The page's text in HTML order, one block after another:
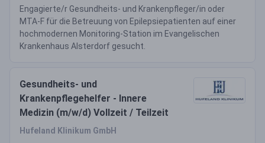
Engagierte/r Gesundheits- und Krankenpfleger/in oder
MTA-F für die Betreuung von Epilepsiepatienten auf einer
hochmodernen Monitoring-Station im Evangelischen
Krankenhaus Alsterdorf gesucht.
Gesundheits- und
Krankenpflegehelfer - Innere
Medizin (m/w/d) Vollzeit / Teilzeit
Hufeland Klinikum GmbH